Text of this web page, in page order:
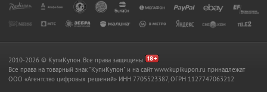
2010-2026 © КупиКупон. Все права защищены.
Все права на товарный знак "КупиКупон" и на сайт www.kupikupon.ru принадлежат
OOO «Агентство цифровых решений» ИНН 7705523387, ОГРН 1127747063212